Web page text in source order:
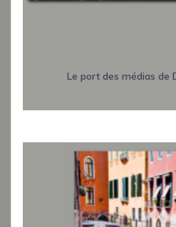
Le port des médias de